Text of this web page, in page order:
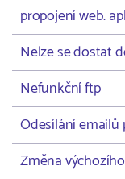
propojení web.
Nelze se dostat
Nefunkční ftp
Odesílání
Změna